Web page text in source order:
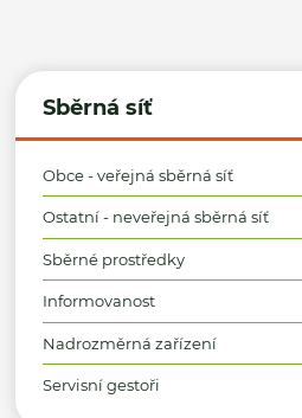
Sběrná síť
Obce - veřejná sběrná síť
Ostatní - neveřejná sběrná síť
Sběrné prostředky
Informovanost
Nadrozměrná zařízení
Servisní gestoři